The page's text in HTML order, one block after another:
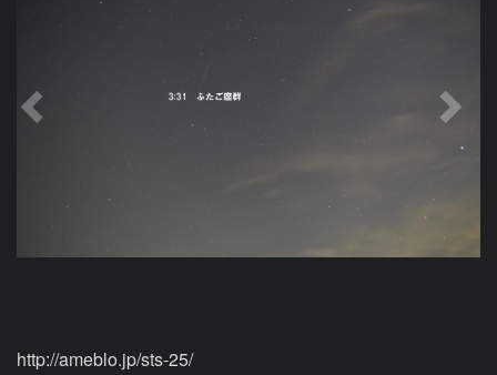
http://ameblo.jp/sts-25/